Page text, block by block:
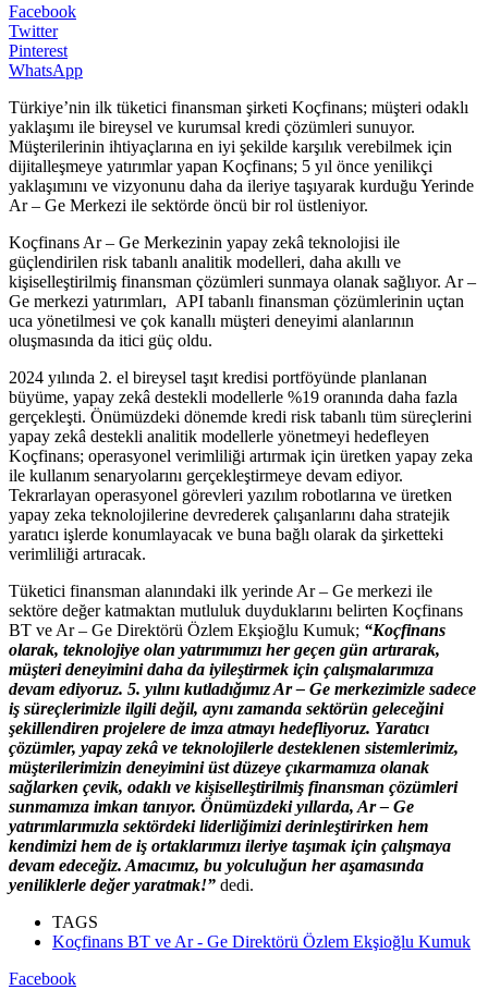
Facebook
Twitter
Pinterest
WhatsApp
Türkiye’nin ilk tüketici finansman şirketi Koçfinans; müşteri odaklı
yaklaşımı ile bireysel ve kurumsal kredi çözümleri sunuyor.
Müşterilerinin ihtiyaçlarına en iyi şekilde karşılık verebilmek için
dijitalleşmeye yatırımlar yapan Koçfinans; 5 yıl önce yenilikçi
yaklaşımını ve vizyonunu daha da ileriye taşıyarak kurduğu Yerinde
Ar – Ge Merkezi ile sektörde öncü bir rol üstleniyor.
Koçfinans Ar – Ge Merkezinin yapay zekâ teknolojisi ile
güçlendirilen risk tabanlı analitik modelleri, daha akıllı ve
kişiselleştirilmiş finansman çözümleri sunmaya olanak sağlıyor. Ar –
Ge merkezi yatırımları, API tabanlı finansman çözümlerinin uçtan
uca yönetilmesi ve çok kanallı müşteri deneyimi alanlarının
oluşmasında da itici güç oldu.
2024 yılında 2. el bireysel taşıt kredisi portföyünde planlanan
büyüme, yapay zekâ destekli modellerle %19 oranında daha fazla
gerçekleşti. Önümüzdeki dönemde kredi risk tabanlı tüm süreçlerini
yapay zekâ destekli analitik modellerle yönetmeyi hedefleyen
Koçfinans; operasyonel verimliliği artırmak için üretken yapay zeka
ile kullanım senaryolarını gerçekleştirmeye devam ediyor.
Tekrarlayan operasyonel görevleri yazılım robotlarına ve üretken
yapay zeka teknolojilerine devrederek çalışanlarını daha stratejik
yaratıcı işlerde konumlayacak ve buna bağlı olarak da şirketteki
verimliliği artıracak.
Tüketici finansman alanındaki ilk yerinde Ar – Ge merkezi ile
sektöre değer katmaktan mutluluk duyduklarını belirten Koçfinans
BT ve Ar – Ge Direktörü Özlem Ekşioğlu Kumuk; “Koçfinans
olarak, teknolojiye olan yatırımımızı her geçen gün artırarak,
müşteri deneyimini daha da iyileştirmek için çalışmalarımıza
devam ediyoruz. 5. yılını kutladığımız Ar – Ge merkezimizle sadece
iş süreçlerimizle ilgili değil, aynı zamanda sektörün geleceğini
şekillendiren projelere de imza atmayı hedefliyoruz. Yaratıcı
çözümler, yapay zekâ ve teknolojilerle desteklenen sistemlerimiz,
müşterilerimizin deneyimini üst düzeye çıkarmamıza olanak
sağlarken çevik, odaklı ve kişiselleştirilmiş finansman çözümleri
sunmamıza imkan tanıyor. Önümüzdeki yıllarda, Ar – Ge
yatırımlarımızla sektördeki liderliğimizi derinleştirirken hem
kendimizi hem de iş ortaklarımızı ileriye taşımak için çalışmaya
devam edeceğiz. Amacımız, bu yolculuğun her aşamasında
yeniliklerle değer yaratmak!” dedi.
TAGS
Koçfinans BT ve Ar - Ge Direktörü Özlem Ekşioğlu Kumuk
Facebook